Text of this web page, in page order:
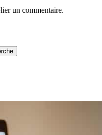
un commentaire.